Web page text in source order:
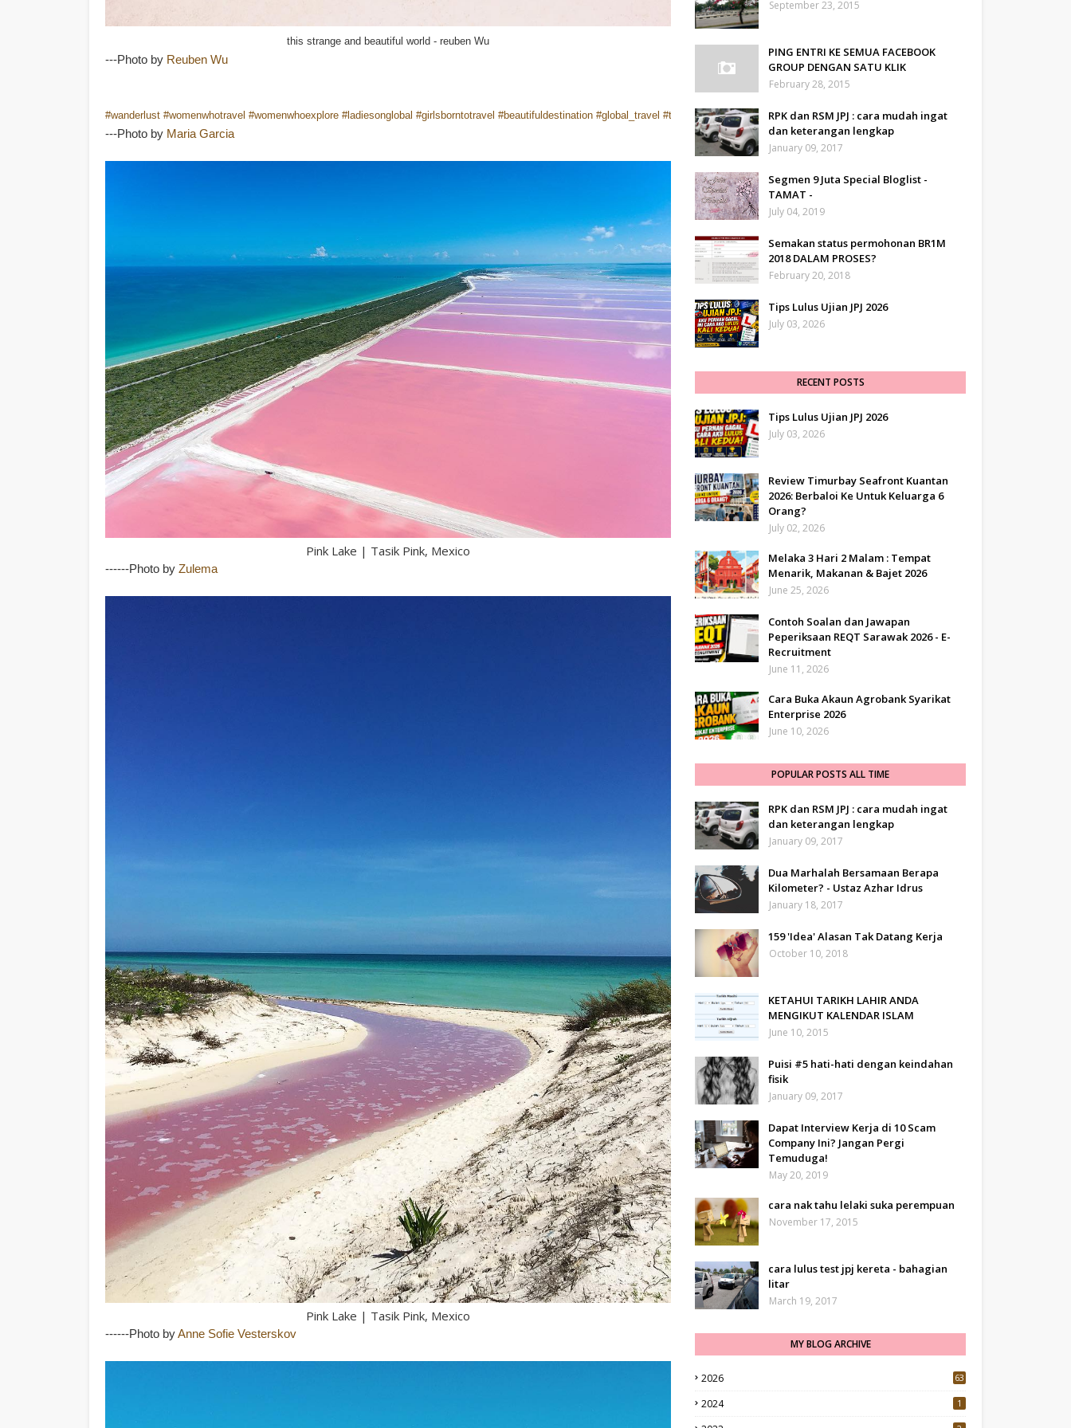
this strange and beautiful world - reuben Wu
---Photo by Reuben Wu
#wanderlust #womenwhotravel #womenwhoexplore #ladiesonglobal #girlsborntotravel #beautifuldestination #global_travel #travellers #travelleres #iatiporelmundo #iatb #igermexico #ig_mexico
---Photo by Maria Garcia
Pink Lake | Tasik Pink, Mexico
------Photo by Zulema
Pink Lake | Tasik Pink, Mexico
------Photo byAnne Sofie Vesterskov
September 23, 2015
PING ENTRI KE SEMUA FACEBOOK
GROUP DENGAN SATU KLIK
February 28, 2015
RPK dan RSM JPJ : cara mudah ingat
dan keterangan lengkap
January 09, 2017
Segmen 9 Juta Special Bloglist -
TAMAT -
July 04, 2019
Semakan status permohonan BR1M
2018 DALAM PROSES?
February 20, 2018
Tips Lulus Ujian JPJ 2026
July 03, 2026
RECENT POSTS
Tips Lulus Ujian JPJ 2026
July 03, 2026
Review Timurbay Seafront Kuantan
2026: Berbaloi Ke Untuk Keluarga 6
Orang?
July 02, 2026
Melaka 3 Hari 2 Malam : Tempat
Menarik, Makanan & Bajet 2026
June 25, 2026
Contoh Soalan dan Jawapan
Peperiksaan REQT Sarawak 2026 - E-
Recruitment
June 11, 2026
Cara Buka Akaun Agrobank Syarikat
Enterprise 2026
June 10, 2026
POPULAR POSTS ALL TIME
RPK dan RSM JPJ : cara mudah ingat
dan keterangan lengkap
January 09, 2017
Dua Marhalah Bersamaan Berapa
Kilometer? - Ustaz Azhar Idrus
January 18, 2017
159 'Idea' Alasan Tak Datang Kerja
October 10, 2018
KETAHUI TARIKH LAHIR ANDA
MENGIKUT KALENDAR ISLAM
June 10, 2015
Puisi #5 hati-hati dengan keindahan
fisik
January 09, 2017
Dapat Interview Kerja di 10 Scam
Company Ini? Jangan Pergi
Temuduga!
May 20, 2019
cara nak tahu lelaki suka perempuan
November 17, 2015
cara lulus test jpj kereta - bahagian
litar
March 19, 2017
MY BLOG ARCHIVE
2026 63
2024 1